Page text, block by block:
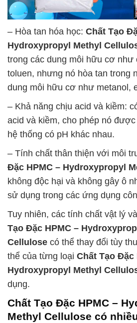
– Hòa tan hóa học: Chất Tạo
Hydroxypropyl Methyl
trong các dung môi hữu cơ như
toluen, nhưng nó hòa tan trong
dung môi hữu cơ như metanol,
– Khả năng chịu acid và kiềm:
acid và kiềm, cho phép nó
hệ thống có pH khác nhau.
– Tính chất thân thiện với môi
Đặc HPMC – Hydroxypropyl
không độc hại và không gây ô
sử dụng trong các ứng dụng
Tuy nhiên, các tính chất vật lý
Tạo Đặc HPMC –
Cellulose có thể thay đổi tùy
thể của từng loại Chất Tạo Đặc
Hydroxypropyl Methyl
dụng.
Chất Tạo Đặc HPMC –
Methyl Cellulose có